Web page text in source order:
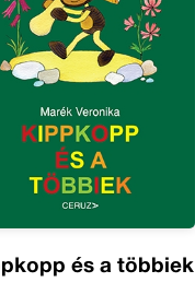
és a többiek